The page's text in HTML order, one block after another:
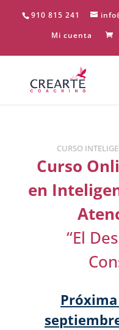
910 815 241
Mi cuenta
CURSO
Curso
en
“El